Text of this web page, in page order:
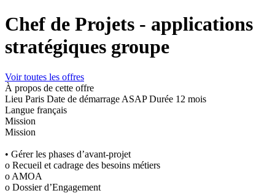
Chef de Projets - applications
stratégiques groupe
Voir toutes les offres
À propos de cette offre
Lieu Paris Date de démarrage ASAPDurée 12 mois
Langue français
Mission
Mission
• Gérer les phases d’avant-projet
o Recueil et cadrage des besoins métiers
o AMOA
o Dossier d’Engagement